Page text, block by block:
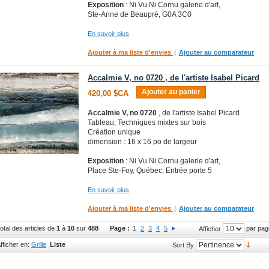
Exposition : Ni Vu Ni Cornu galerie d'art,
Ste-Anne de Beaupré, G0A 3C0
En savoir plus
Ajouter à ma liste d'envies | Ajouter au comparateur
Accalmie V, no 0720 , de l'artiste Isabel Picard
420,00 $CA
Ajouter au panier
Accalmie V, no 0720 , de l'artiste Isabel Picard
Tableau, Techniques mixtes sur bois
Création unique
dimension : 16 x 16 po de largeur
Exposition : Ni Vu Ni Cornu galerie d'art,
Place Ste-Foy, Québec, Entrée porte 5
En savoir plus
Ajouter à ma liste d'envies | Ajouter au comparateur
des articles de 1 à 10 sur 488 Afficher par
Page : 1 2 3 4 5
en: Grille Liste Sort By